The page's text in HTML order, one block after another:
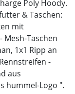
Poly Hoody.
& Taschen:
mit
Mesh-Taschen
1x1 Ripp an
-
aus
hummel-Logo ".